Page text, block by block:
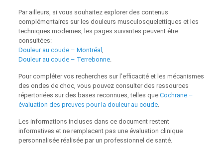
Par ailleurs, si vous souhaitez explorer des contenus
complémentaires sur les douleurs musculosquelettiques et les
techniques modernes, les pages suivantes peuvent être
consultées:
Douleur au coude – Montréal ,
Douleur au coude – Terrebonne.
Pour compléter vos recherches sur l’efficacité et les mécanismes
des ondes de choc, vous pouvez consulter des ressources
répertoriées sur des bases reconnues, telles que Cochrane –
évaluation des preuves pour la douleur au coude.
Les informations incluses dans ce document restent
informatives et ne remplacent pas une évaluation clinique
personnalisée réalisée par un professionnel de santé.